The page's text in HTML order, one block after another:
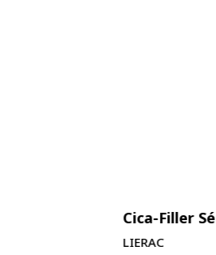
Cica-Filler
LIERAC